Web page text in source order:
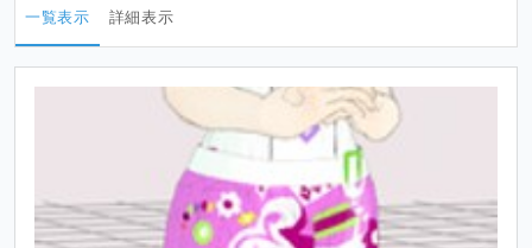
一覧表示 詳細表示